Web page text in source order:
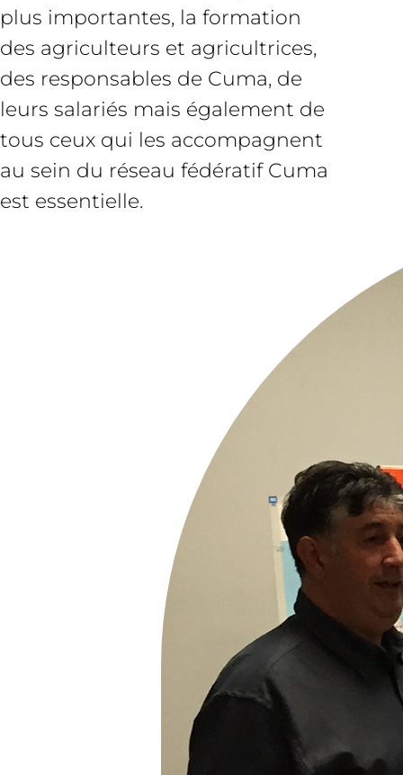
plus importantes, la formation
des agriculteurs et agricultrices,
des responsables de Cuma, de
leurs salariés mais également de
tous ceux qui les accompagnent
au sein du réseau fédératif Cuma
est essentielle.